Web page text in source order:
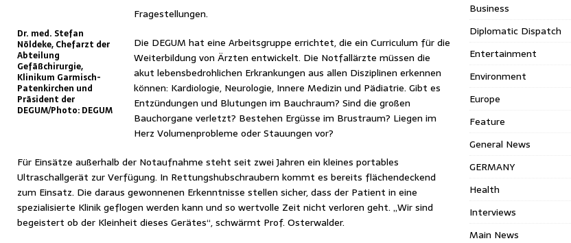
Dr. med. Stefan
Nöldeke, Chefarzt der
Abteilung
Gefäßchirurgie,
Klinikum Garmisch-
Patenkirchen und
Präsident der
DEGUM/Photo: DEGUM
Fragestellungen.
Die DEGUM hat eine Arbeitsgruppe errichtet, die ein Curriculum für die
Weiterbildung von Ärzten entwickelt. Die Notfallärzte müssen die
akut lebensbedrohlichen Erkrankungen aus allen Disziplinen erkennen
können: Kardiologie, Neurologie, Innere Medizin und Pädiatrie. Gibt es
Entzündungen und Blutungen im Bauchraum? Sind die großen
Bauchorgane verletzt? Bestehen Ergüsse im Brustraum? Liegen im
Herz Volumenprobleme oder Stauungen vor?
Für Einsätze außerhalb der Notaufnahme steht seit zwei Jahren ein kleines portables
Ultraschallgerät zur Verfügung. In Rettungshubschraubern kommt es bereits flächendeckend
zum Einsatz. Die daraus gewonnenen Erkenntnisse stellen sicher, dass der Patient in eine
spezialisierte Klinik geflogen werden kann und so wertvolle Zeit nicht verloren geht. „Wir sind
begeistert ob der Kleinheit dieses Gerätes“, schwärmt Prof. Osterwalder.
Business
Diplomatic Dispatch
Entertainment
Environment
Europe
Feature
General News
GERMANY
Health
Interviews
Main News